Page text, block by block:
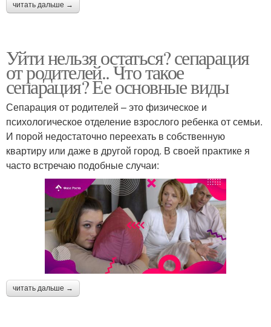
читать дальше →
Уйти нельзя остаться? сепарация
от родителей.. Что такое
сепарация? Ее основные виды
Сепарация от родителей – это физическое и
психологическое отделение взрослого ребенка от семьи.
И порой недостаточно переехать в собственную
квартиру или даже в другой город. В своей практике я
часто встречаю подобные случаи:
читать дальше →